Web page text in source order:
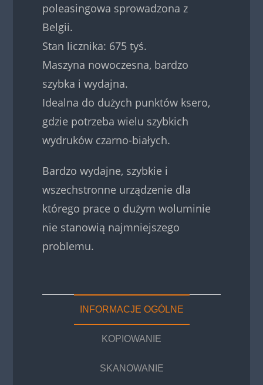
poleasingowa sprowadzona z
Belgii.
Stan licznika: 675 tyś.
Maszyna nowoczesna, bardzo
szybka i wydajna.
Idealna do dużych punktów ksero,
gdzie potrzeba wielu szybkich
wydruków czarno-białych.
Bardzo wydajne, szybkie i
wszechstronne urządzenie dla
którego prace o dużym woluminie
nie stanowią najmniejszego
problemu.
INFORMACJE OGÓLNE
KOPIOWANIE
SKANOWANIE